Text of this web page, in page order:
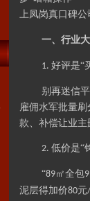
上凤岗真口碑
一、行业
1. 好评是“
别再迷信
雇佣水军批量
款、补偿让业主
2. 低价是“
“89㎡全包
泥层得加价80元/